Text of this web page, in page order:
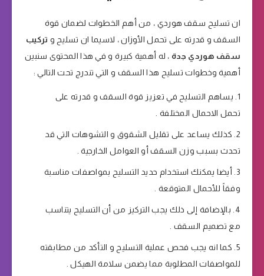
ان تسليح سقف هوردي ، من أهم الخطوات لضمان قوة
السقف و قدرته على تحمل الأوزان ، لاسيما ان تسليح و تركيب
سقف هوردي جدة ، له أهمية كبيرة و في هذا المحتوى سنبين
أهمية وخطوات تسليح هذا السقف و التي تندرج تحت التالي :
يساهم التسليح في تعزيز قوة السقف و قدرته على
تحمل الاحمال المختلفة .
كذلك يساعد على تقليل الشقوق و التشوهات التي قد
تحدث بسبب وزن السقف أو العوامل الخارجية .
أيضا يمكنك استخدام حديد التسليح بمواصفات مناسبة
وفقاً للأحمال المتوقعة .
بالإضافة إلى ذلك يجب التركيز من أن التسليح يتناسب
مع تصميم السقف .
كما انه يجب فحص عملية التسليح و التأكد من مطابقته
للمواصفات المطلوبة مما يضمن سلامة الهيكل .